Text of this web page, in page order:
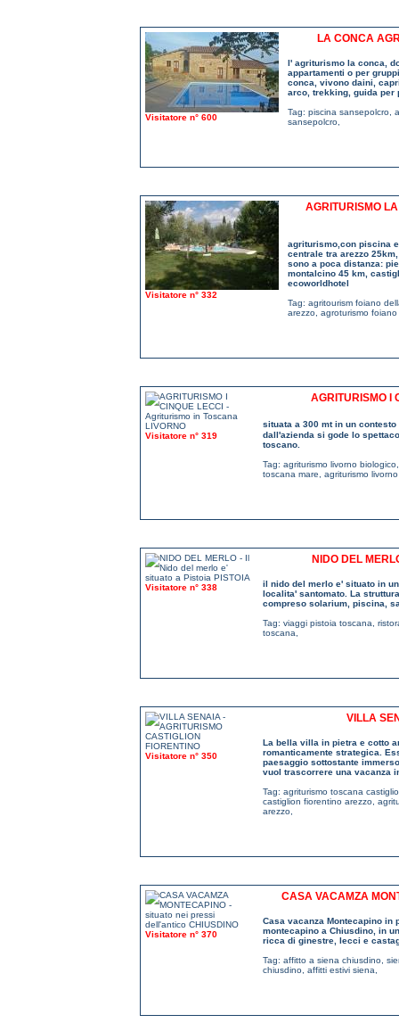
Visitatore n° 600
LA CONCA
l' agriturismo la conca,
appartamenti o per
conca, vivono daini,
arco, trekking, guida per
Tag: piscina sansepolcro
sansepolcro
Visitatore n° 332
AGRITURISMO
agriturismo,con piscina
centrale tra arezzo
sono a poca distanza:
montalcino 45 km,
ecoworldhotel
Tag: agritourism foiano
arezzo agroturismo
Visitatore n° 319
AGRITURISMO I
situata a 300 mt in un
dall'azienda si gode lo
toscano.
Tag: agriturismo livorno biologico
toscana mare
agriturismo
Visitatore n° 338
NIDO DEL
il nido del merlo e' situato in
localita' santomato. La
compreso solarium, piscina,
Tag: viaggi pistoia toscana
toscana
Visitatore n° 350
VILLA
La bella villa in pietra e cotto
romanticamente strategica.
paesaggio sottostante
vuol trascorrere una vacanza
Tag: agriturismo toscana
castiglion fiorentino arezzo
arezzo
Visitatore n° 370
CASA VACAMZA
Casa vacanza Montecapino in
montecapino a Chiusdino, in
ricca di ginestre, lecci e
Tag: affitto a siena chiusdino
chiusdino affitti estivi siena